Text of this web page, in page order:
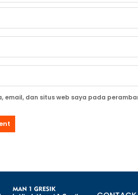
email, dan situs web saya pada